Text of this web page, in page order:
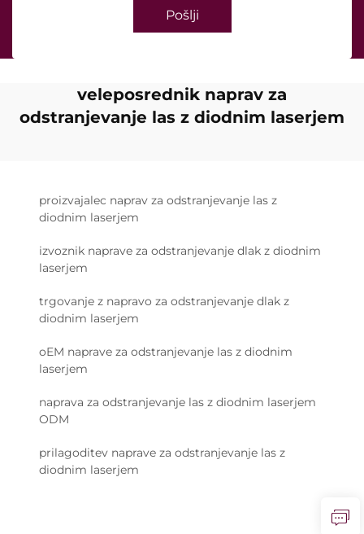
Pošlji
veleposrednik naprav za
odstranjevanje las z diodnim laserjem
proizvajalec naprav za odstranjevanje las z
diodnim laserjem
izvoznik naprave za odstranjevanje dlak z diodnim
laserjem
trgovanje z napravo za odstranjevanje dlak z
diodnim laserjem
oEM naprave za odstranjevanje las z diodnim
laserjem
naprava za odstranjevanje las z diodnim laserjem
ODM
prilagoditev naprave za odstranjevanje las z
diodnim laserjem